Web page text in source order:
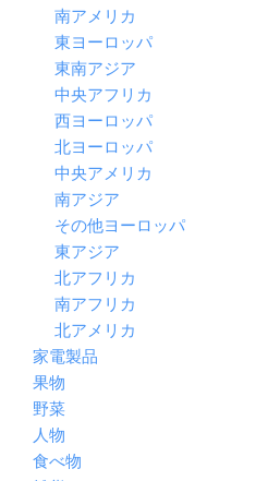
南アメリカ
東ヨーロッパ
東南アジア
中央アフリカ
西ヨーロッパ
北ヨーロッパ
中央アメリカ
南アジア
その他ヨーロッパ
東アジア
北アフリカ
南アフリカ
北アメリカ
家電製品
果物
野菜
人物
食べ物